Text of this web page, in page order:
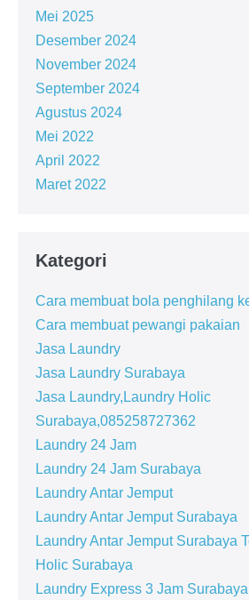
Mei 2025
Desember 2024
November 2024
September 2024
Agustus 2024
Mei 2022
April 2022
Maret 2022
Kategori
Cara membuat bola penghilang
Cara membuat pewangi pakaian
Jasa Laundry
Jasa Laundry Surabaya
Jasa Laundry,Laundry Holic
Surabaya,085258727362
Laundry 24 Jam
Laundry 24 Jam Surabaya
Laundry Antar Jemput
Laundry Antar Jemput Surabaya
Laundry Antar Jemput Surabaya
Holic Surabaya
Laundry Express 3 Jam Surabaya